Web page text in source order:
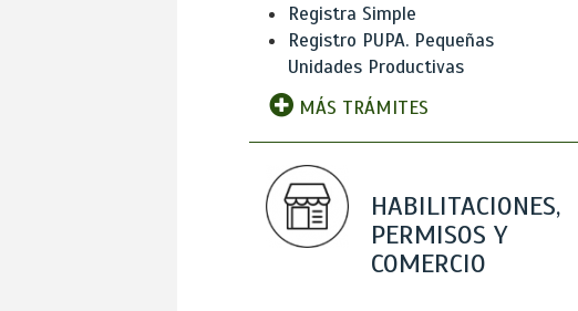
Registra Simple
Registro PUPA. Pequeñas
Unidades Productivas
MÁS TRÁMITES
HABILITACIONES,
PERMISOS Y
COMERCIO